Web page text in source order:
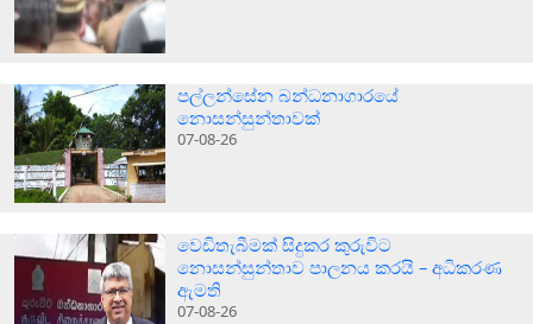
පල්ලන්සේන බන්ධනාගාරයේ
නොසන්සුන්තාවක්
07-08-26
වෙඩිතැබීමක් සිදුකර කුරුවිට
නොසන්සුන්තාව පාලනය කරයි – අධිකරණ
ඇමති
07-08-26